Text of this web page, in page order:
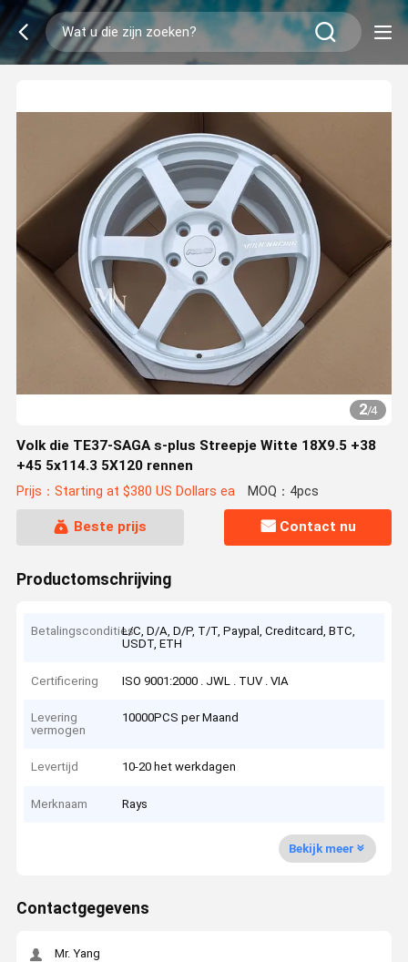
2/4
Volk die TE37-SAGA s-plus Streepje Witte 18X9.5 +38
+45 5x114.3 5X120 rennen
Prijs：Starting at $380 US Dollars ea MOQ：4pcs
Beste prijs Contact nu
Productomschrijving
BetalingsconditiesL/C, D/A, D/P, T/T, Paypal, Creditcard, BTC,
USDT, ETH
Certificering ISO 9001:2000 . JWL . TUV . VIA
Levering
vermogen
10000PCS per Maand
Levertijd 10-20 het werkdagen
Merknaam Rays
Bekijk meer
Contactgegevens
Mr. Yang